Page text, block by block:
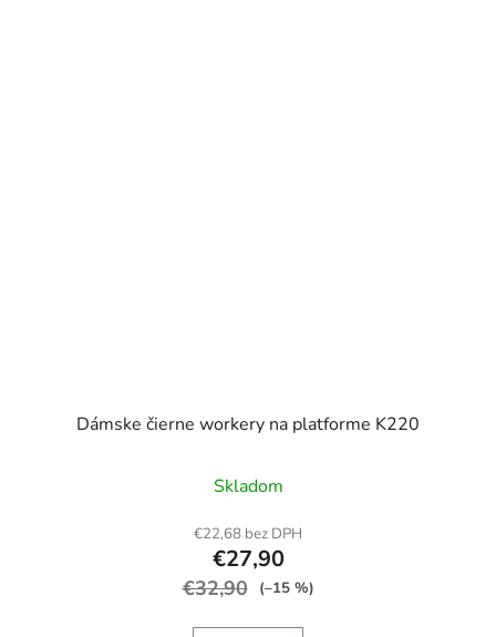
Dámske čierne workery na platforme K220
Skladom
€22,68 bez DPH
€27,90
€32,90 (–15 %)